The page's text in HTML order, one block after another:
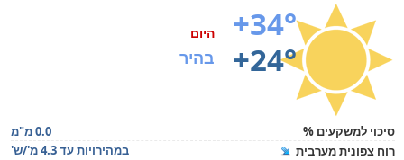
+34°
+24°
היום
בהיר
סיכוי למשקעים %
0.0 מ"מ
רוח צפונית מערבית
במהירויות עד 4.3 מ'/ש'